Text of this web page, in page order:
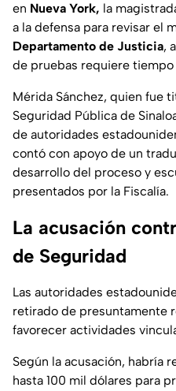
en Nueva York, la
a la defensa para revisar el
Departamento de Justicia,
de pruebas requiere
Mérida Sánchez, quien fue
Seguridad Pública de
de autoridades
contó con apoyo de un
desarrollo del proceso y
presentados por la Fiscalía.
La acusación
de Seguridad
Las autoridades
retirado de presuntamente
favorecer actividades
Según la acusación, habría
hasta 100 mil dólares para